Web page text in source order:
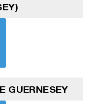
GUERNESEY